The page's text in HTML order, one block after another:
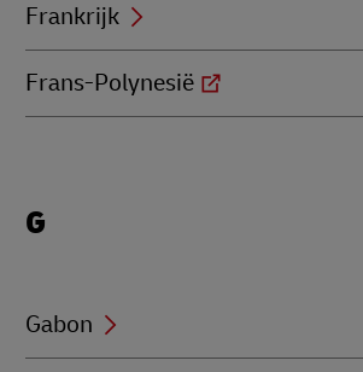
Frankrijk
Frans-Polynesië
beginning
G
Gabon